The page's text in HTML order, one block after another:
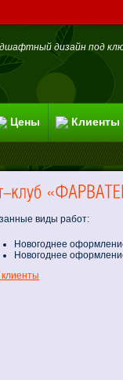
дизайн под
Цены Клиенты
виды работ:
Новогоднее
Новогоднее
клиенты